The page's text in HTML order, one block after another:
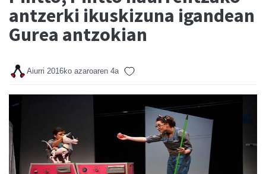
antzerki ikuskizuna igandean
Gurea antzokian
Aiurri 2016ko azaroaren 4a